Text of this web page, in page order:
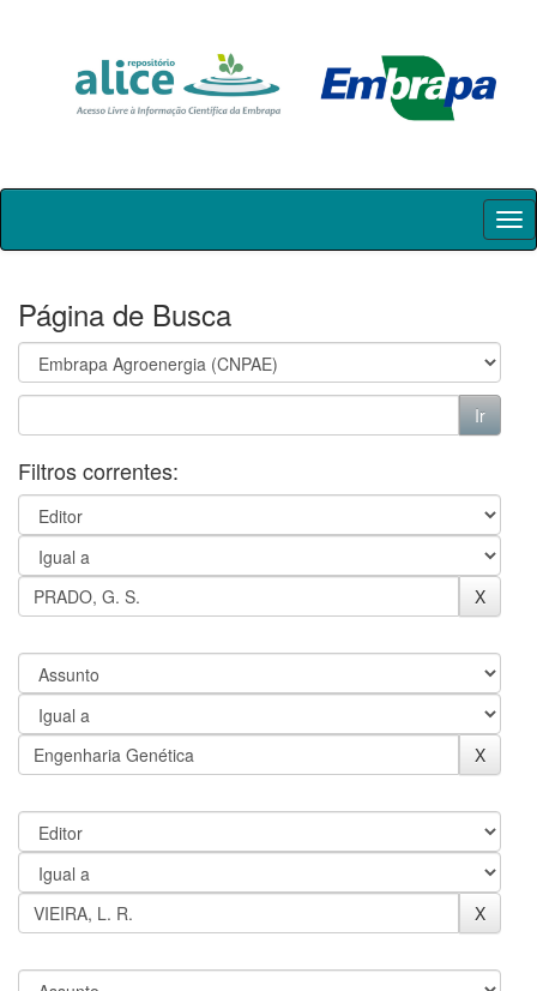
Skip
Página de Busca
Filtros correntes: